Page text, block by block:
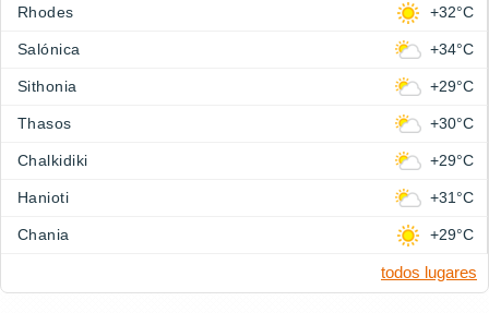
Rhodes +32°C
Salónica +34°C
Sithonia +29°C
Thasos +30°C
Chalkidiki +29°C
Hanioti +31°C
Chania +29°C
todos lugares